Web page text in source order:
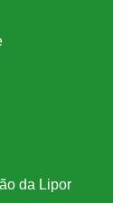
da Lipor